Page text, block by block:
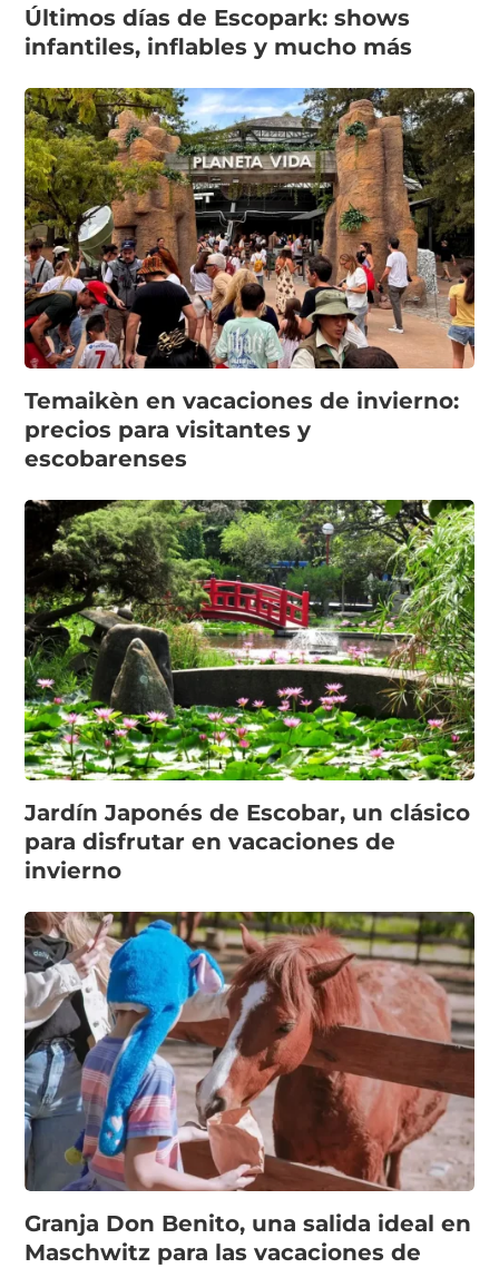
Últimos días de Escopark: shows
infantiles, inflables y mucho más
Temaikèn en vacaciones de invierno:
precios para visitantes y
escobarenses
Jardín Japonés de Escobar, un clásico
para disfrutar en vacaciones de
invierno
Granja Don Benito, una salida ideal en
Maschwitz para las vacaciones de